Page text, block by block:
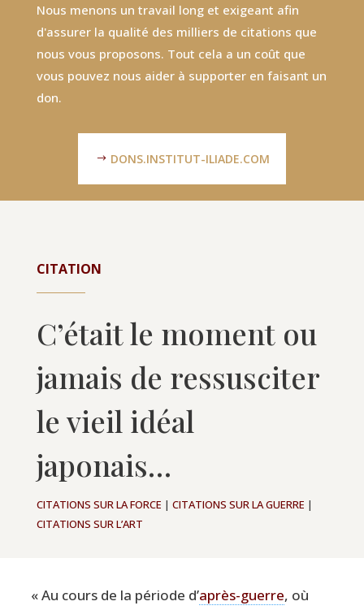
Nous menons un travail long et exigeant afin
d'assurer la qualité des milliers de citations que
nous vous proposons. Tout cela a un coût que
vous pouvez nous aider à supporter en faisant un
don.
DONS.INSTITUT-ILIADE.COM
CITATION
C’était le moment ou
jamais de ressusciter
le vieil idéal
japonais…
CITATIONS SUR LA FORCE | CITATIONS SUR LA GUERRE |
CITATIONS SUR L’ART
«Au cours de la période d’après-guerre, où